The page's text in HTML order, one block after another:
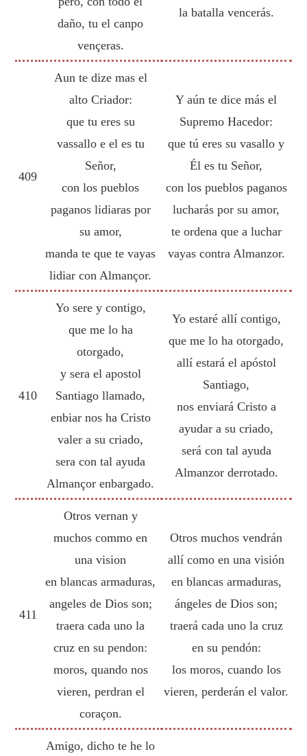
daño, tu el canpo
vençeras.
la batalla vencerás.
409
Aun te dize mas el
alto Criador:
que tu eres su
vassallo e el es tu
Señor,
con los pueblos
paganos lidiaras por
su amor,
manda te que te vayas
lidiar con Almançor.
Y aún te dice más el
Supremo Hacedor:
que tú eres su vasallo y
Él es tu Señor,
con los pueblos paganos
lucharás por su amor,
te ordena que a luchar
vayas contra Almanzor.
410
Yo sere y contigo,
que me lo ha
otorgado,
y sera el apostol
Santiago llamado,
enbiar nos ha Cristo
valer a su criado,
sera con tal ayuda
Almançor enbargado.
Yo estaré allí contigo,
que me lo ha otorgado,
allí estará el apóstol
Santiago,
nos enviará Cristo a
ayudar a su criado,
será con tal ayuda
Almanzor derrotado.
411
Otros vernan y
muchos commo en
una vision
en blancas armaduras,
angeles de Dios son;
traera cada uno la
cruz en su pendon:
moros, quando nos
vieren, perdran el
coraçon.
Otros muchos vendrán
allí como en una visión
en blancas armaduras,
ángeles de Dios son;
traerá cada uno la cruz
en su pendón:
los moros, cuando los
vieren, perderán el valor.
Amigo, dicho te he lo